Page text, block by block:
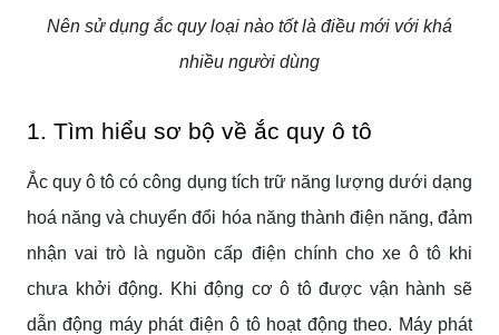
Nên sử dụng ắc quy loại nào tốt là điều mới với khá
nhiều người dùng
1. Tìm hiểu sơ bộ về ắc quy ô tô
Ắc quy ô tô có công dụng tích trữ năng lượng dưới dạng
hoá năng và chuyển đổi hóa năng thành điện năng, đảm
nhận vai trò là nguồn cấp điện chính cho xe ô tô khi
chưa khởi động. Khi động cơ ô tô được vận hành sẽ
dẫn động máy phát điện ô tô hoạt động theo. Máy phát